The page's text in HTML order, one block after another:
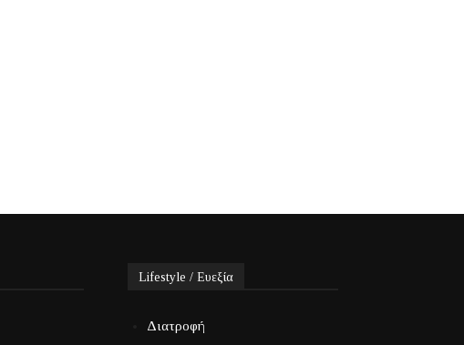
Lifestyle / Ευεξία
Διατροφή